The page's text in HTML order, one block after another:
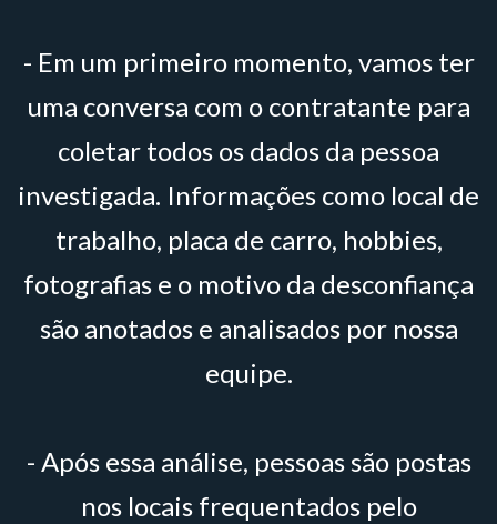
- Em um primeiro momento, vamos ter
uma conversa com o contratante para
coletar todos os dados da pessoa
investigada. Informações como local de
trabalho, placa de carro, hobbies,
fotografias e o motivo da desconfiança
são anotados e analisados por nossa
equipe.
- Após essa análise, pessoas são postas
nos locais frequentados pelo